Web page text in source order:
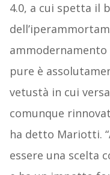
4.0, a cui spetta il
ammodernamento
pure è
vetustà in cui
comunque
ha detto Mariotti.
essere una scelta